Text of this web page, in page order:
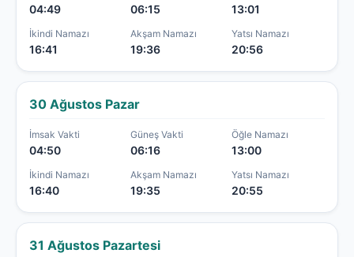
04:49 06:15 13:01
İkindi Namazı
16:41
Akşam Namazı
19:36
Yatsı Namazı
20:56
30 Ağustos Pazar
İmsak Vakti
04:50
Güneş Vakti
06:16
Öğle Namazı
13:00
İkindi Namazı
16:40
Akşam Namazı
19:35
Yatsı Namazı
20:55
31 Ağustos Pazartesi